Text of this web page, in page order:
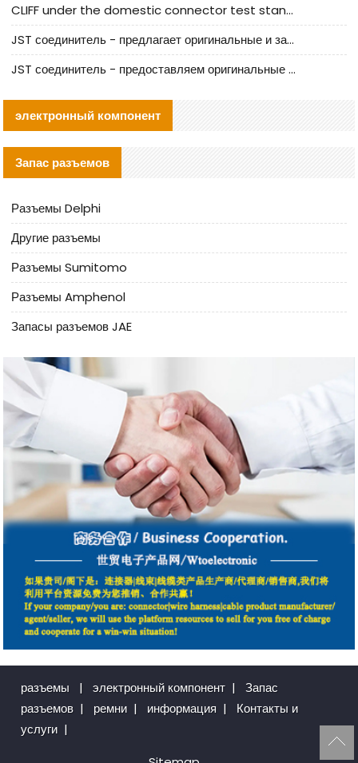
CLIFF under the domestic connector test standard update
JST соединитель - предлагает оригинальные и заменяющие JST NSHR-02V-S соединители
JST соединитель - предоставляем оригинальные JST GHR-09V-S соединители и их аналоги
электронный компонент
Запас разъемов
Разъемы Delphi
Другие разъемы
Разъемы Sumitomo
Разъемы Amphenol
Запасы разъемов JAE
разъемы | электронный компонент |
Запас
разъемов | ремни | информация |
Контакты и
услуги |